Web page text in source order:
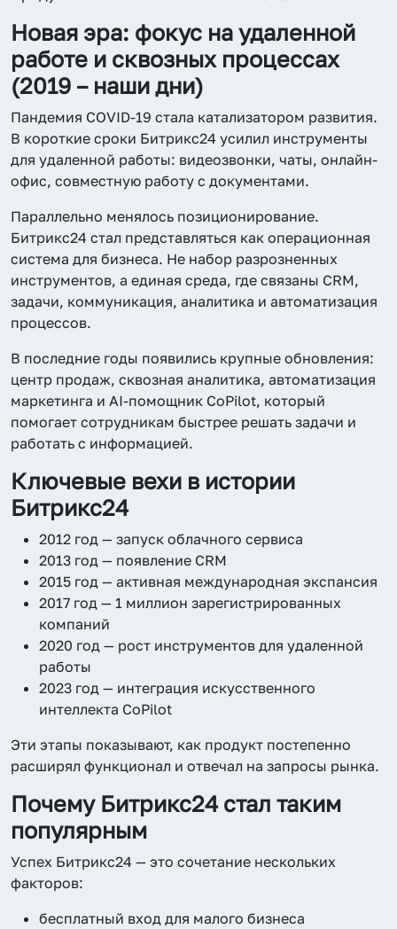
Новая эра: фокус на удаленной
работе и сквозных процессах
(2019 – наши дни)
Пандемия COVID-19 стала катализатором развития.
В короткие сроки Битрикс24 усилил инструменты
для удаленной работы: видеозвонки, чаты, онлайн-
офис, совместную работу с документами.
Параллельно менялось позиционирование.
Битрикс24 стал представляться как операционная
система для бизнеса. Не набор разрозненных
инструментов, а единая среда, где связаны CRM,
задачи, коммуникация, аналитика и автоматизация
процессов.
В последние годы появились крупные обновления:
центр продаж, сквозная аналитика, автоматизация
маркетинга и AI-помощник CoPilot, который
помогает сотрудникам быстрее решать задачи и
работать с информацией.
Ключевые вехи в истории
Битрикс24
2012 год — запуск облачного сервиса
2013 год — появление CRM
2015 год — активная международная экспансия
2017 год — 1 миллион зарегистрированных
компаний
2020 год — рост инструментов для удаленной
работы
2023 год — интеграция искусственного
интеллекта CoPilot
Эти этапы показывают, как продукт постепенно
расширял функционал и отвечал на запросы рынка.
Почему Битрикс24 стал таким
популярным
Успех Битрикс24 — это сочетание нескольких
факторов:
бесплатный вход для малого бизнеса